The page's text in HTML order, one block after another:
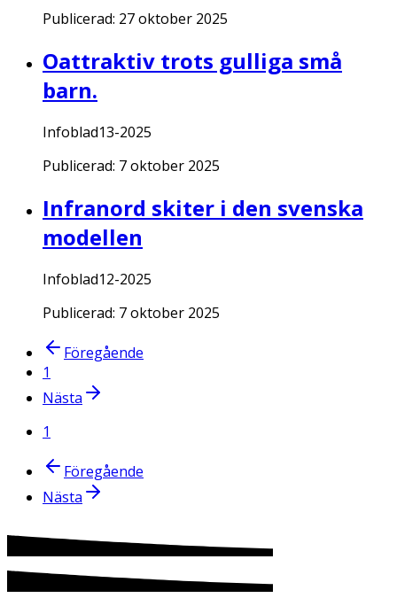
Publicerad: 27 oktober 2025
Oattraktiv trots gulliga små
barn.
Infoblad13-2025
Publicerad: 7 oktober 2025
Infranord skiter i den svenska
modellen
Infoblad12-2025
Publicerad: 7 oktober 2025
Föregående
1
Nästa
1
Föregående
Nästa